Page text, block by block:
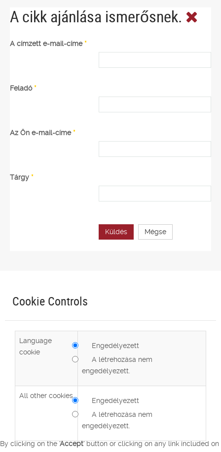
A cikk ajánlása ismerősnek.
A címzett e-mail-címe*
Feladó*
Az Ön e-mail-címe*
Tárgy *
Küldés Mégse
By clicking on the'Accept'button or clicking on any link included on
Cookie Controls
Language
cookie
Engedélyezett
A létrehozása nem
engedélyezett.
All other cookies
Engedélyezett
A létrehozása nem
engedélyezett.